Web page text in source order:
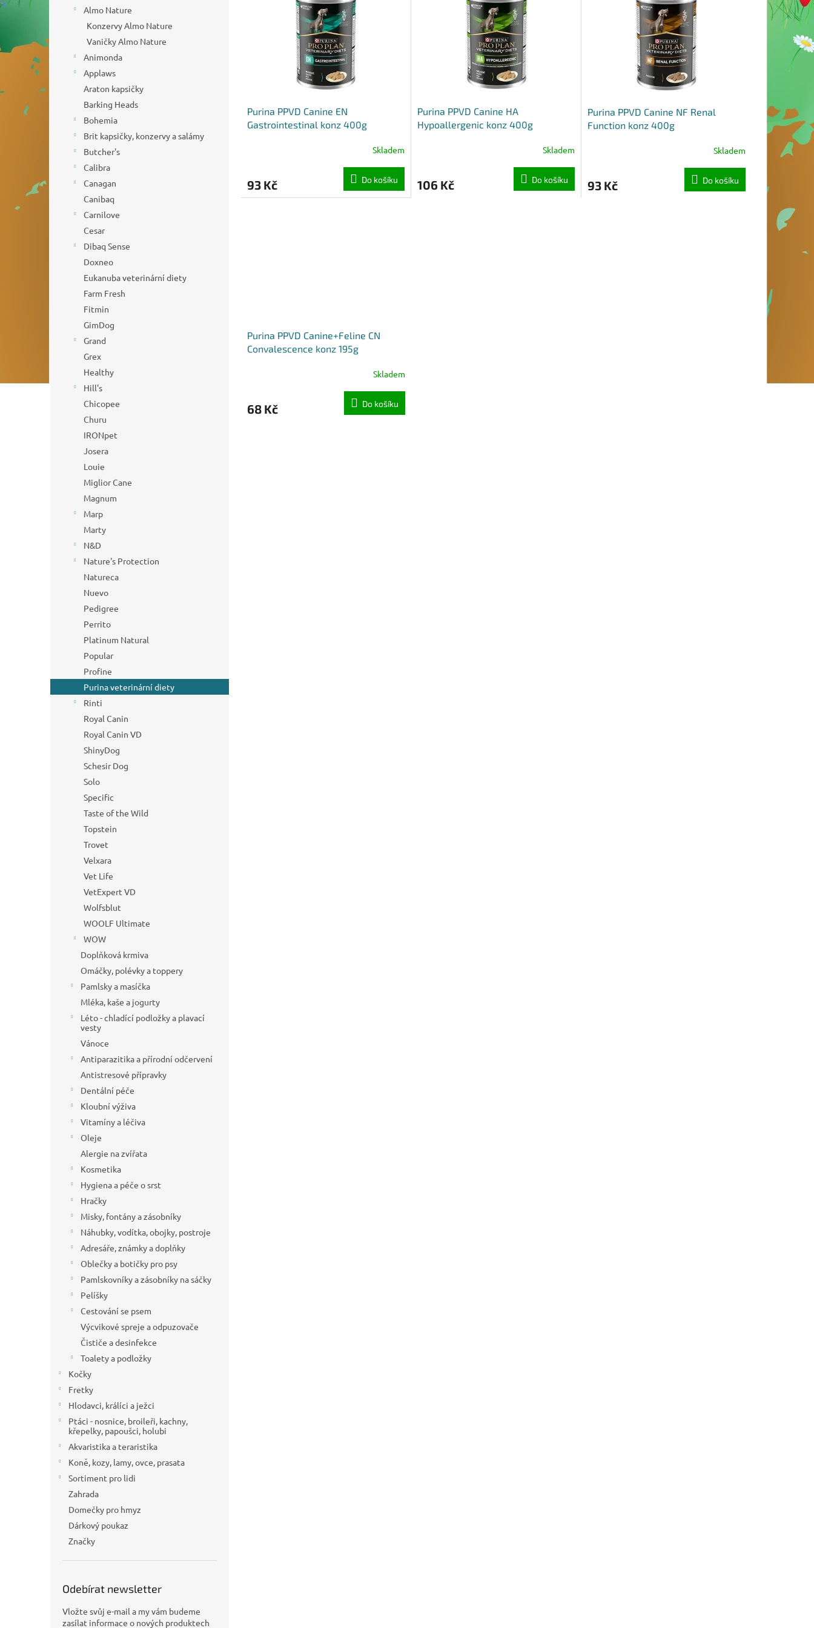
Almo Nature
Konzervy Almo Nature
Vaničky Almo Nature
Animonda
Applaws
Araton kapsičky
Barking Heads
Bohemia
Brit kapsičky, konzervy a salámy
Butcher's
Calibra
Canagan
Canibaq
Carnilove
Cesar
Dibaq Sense
Doxneo
Eukanuba veterinární diety
Farm Fresh
Fitmin
GimDog
Grand
Grex
Healthy
Hill's
Chicopee
Churu
IRONpet
Josera
Louie
Miglior Cane
Magnum
Marp
Marty
N&D
Nature's Protection
Natureca
Nuevo
Pedigree
Perrito
Platinum Natural
Popular
Profine
Purina veterinární diety
Rinti
Royal Canin
Royal Canin VD
ShinyDog
Schesir Dog
Solo
Specific
Taste of the Wild
Topstein
Trovet
Velxara
Vet Life
VetExpert VD
Wolfsblut
WOOLF Ultimate
WOW
Doplňková krmiva
Omáčky, polévky a toppery
Pamlsky a masíčka
Mléka, kaše a jogurty
Léto - chladící podložky a plavací
vesty
Vánoce
Antiparazitika a přírodní odčervení
Antistresové přípravky
Dentální péče
Kloubní výživa
Vitamíny a léčiva
Oleje
Alergie na zvířata
Kosmetika
Hygiena a péče o srst
Hračky
Misky, fontány a zásobníky
Náhubky, vodítka, obojky, postroje
Adresáře, známky a doplňky
Oblečky a botičky pro psy
Pamlskovníky a zásobníky na sáčky
Pelíšky
Cestování se psem
Výcvikové spreje a odpuzovače
Čističe a desinfekce
Toalety a podložky
Kočky
Fretky
Hlodavci, králíci a ježci
Ptáci - nosnice, broileři, kachny,
křepelky, papoušci, holubi
Akvaristika a teraristika
Koně, kozy, lamy, ovce, prasata
Sortiment pro lidi
Zahrada
Domečky pro hmyz
Dárkový poukaz
Značky
Odebírat newsletter
Vložte svůj e-mail a my vám budeme
zasílat informace o nových produktech
Purina PPVD Canine EN
Gastrointestinal konz 400g
Skladem
93 Kč Do košíku
Purina PPVD Canine HA
Hypoallergenic konz 400g
Skladem
106 Kč Do košíku
Purina PPVD Canine NF Renal
Function konz 400g
Skladem
93 Kč Do košíku
Purina PPVD Canine+Feline CN
Convalescence konz 195g
Skladem
68 Kč Do košíku